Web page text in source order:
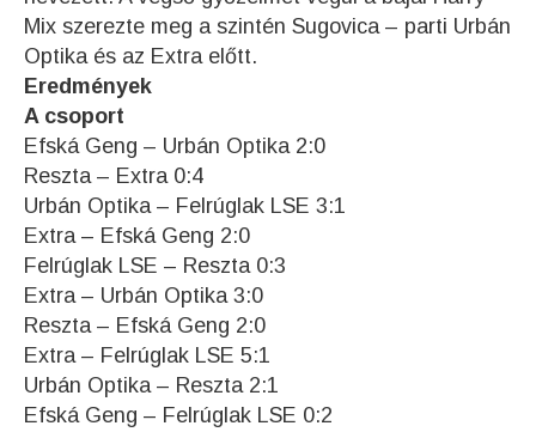
Mix szerezte meg a szintén Sugovica – parti Urbán
Optika és az Extra előtt.
Eredmények
A csoport
Efská Geng – Urbán Optika 2:0
Reszta – Extra 0:4
Urbán Optika – Felrúglak LSE 3:1
Extra – Efská Geng 2:0
Felrúglak LSE – Reszta 0:3
Extra – Urbán Optika 3:0
Reszta – Efská Geng 2:0
Extra – Felrúglak LSE 5:1
Urbán Optika – Reszta 2:1
Efská Geng – Felrúglak LSE 0:2